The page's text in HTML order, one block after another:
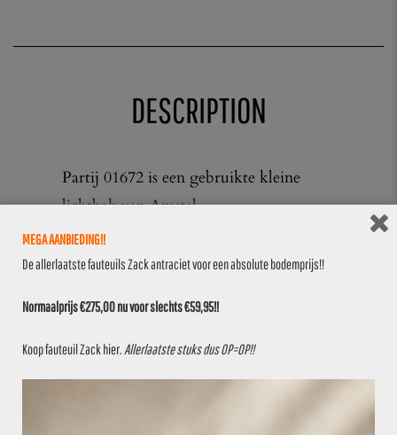
DESCRIPTION
Partij 01672 is een gebruikte kleine
lichtbak van Amstel.
Afmetingen:
– kunststof
MEGA AANBIEDING!!
De allerlaatste fauteuils Zack antraciet voor een absolute bodemprijs!!
Normaalprijs €275,00 nu voor slechts €59,95!!
Koop fauteuil Zackhier Allerlaatste stuks dus OP=OP!!